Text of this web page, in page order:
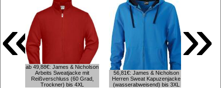
«ab 49,88€: James & Nicholson
Arbeits Sweatjacke mit
Reißverschluss (60 Grad,
Trockner) bis 4XL
56,81€: James & Nicholson
Herren Sweat Kapuzenjacke
(wasserabweisend) bis 3XL
»